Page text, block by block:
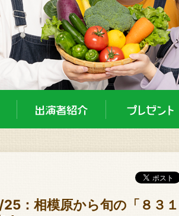
：相模原から旬の「８３